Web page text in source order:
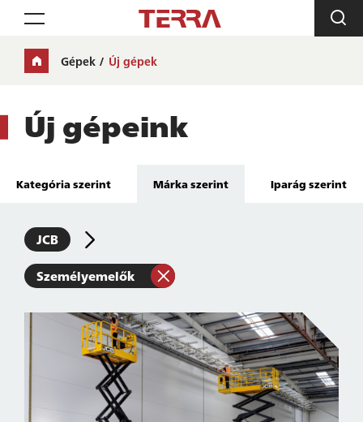
Toggle navigation
Gépek Új gépek
Új gépeink
Kategória szerint Márka szerint Iparág szerint
JCB
Személyemelők